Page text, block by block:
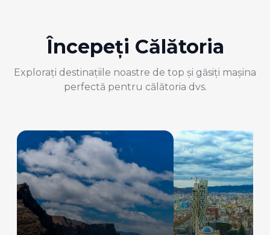
Începeți Călătoria
Explorați destinațiile noastre de top și găsiți mașina
perfectă pentru călătoria dvs.